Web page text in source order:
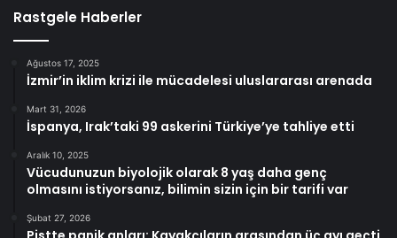
Rastgele Haberler
Ağustos 17, 2025
İzmir’in iklim krizi ile mücadelesi uluslararası arenada
Mart 31, 2026
İspanya, Irak’taki 99 askerini Türkiye’ye tahliye etti
Aralık 10, 2025
Vücudunuzun biyolojik olarak 8 yaş daha genç
olmasını istiyorsanız, bilimin sizin için bir tarifi var
Şubat 27, 2026